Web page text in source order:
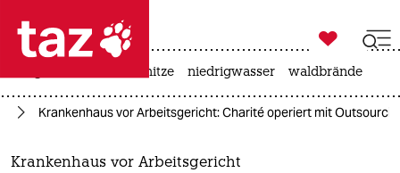
 taz zahl ich
taz zahl ich
themen

taz zahl ich
hitze niedrigwasser waldbrände
Krankenhaus vor Arbeitsgericht: Charité operiert mit
Krankenhaus vor Arbeitsgericht